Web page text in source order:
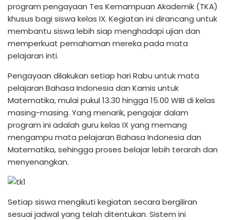
program pengayaan Tes Kemampuan Akademik (TKA)
khusus bagi siswa kelas IX. Kegiatan ini dirancang untuk
membantu siswa lebih siap menghadapi ujian dan
memperkuat pemahaman mereka pada mata
pelajaran inti.
Pengayaan dilakukan setiap hari Rabu untuk mata
pelajaran Bahasa Indonesia dan Kamis untuk
Matematika, mulai pukul 13.30 hingga 15.00 WIB di kelas
masing-masing. Yang menarik, pengajar dalam
program ini adalah guru kelas IX yang memang
mengampu mata pelajaran Bahasa Indonesia dan
Matematika, sehingga proses belajar lebih terarah dan
menyenangkan.
Setiap siswa mengikuti kegiatan secara bergiliran
sesuai jadwal yang telah ditentukan. Sistem ini